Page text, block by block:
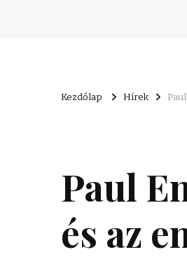
Kezdőlap Hírek
Paul
és az